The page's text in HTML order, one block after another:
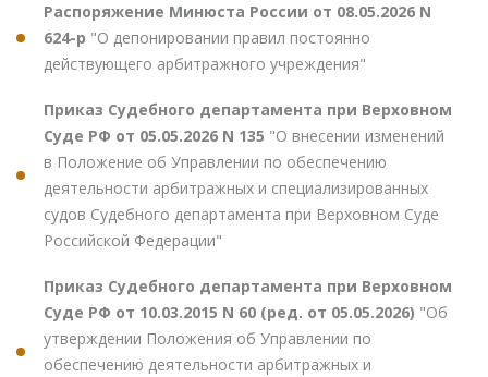
Распоряжение Минюста России от 08.05.2026 N
624-р "О депонировании правил постоянно
действующего арбитражного учреждения"
Приказ Судебного департамента при Верховном
Суде РФ от 05.05.2026 N 135 "О внесении изменений
в Положение об Управлении по обеспечению
деятельности арбитражных и специализированных
судов Судебного департамента при Верховном Суде
Российской Федерации"
Приказ Судебного департамента при Верховном
Суде РФ от 10.03.2015 N 60 (ред. от 05.05.2026) "Об
утверждении Положения об Управлении по
обеспечению деятельности арбитражных и